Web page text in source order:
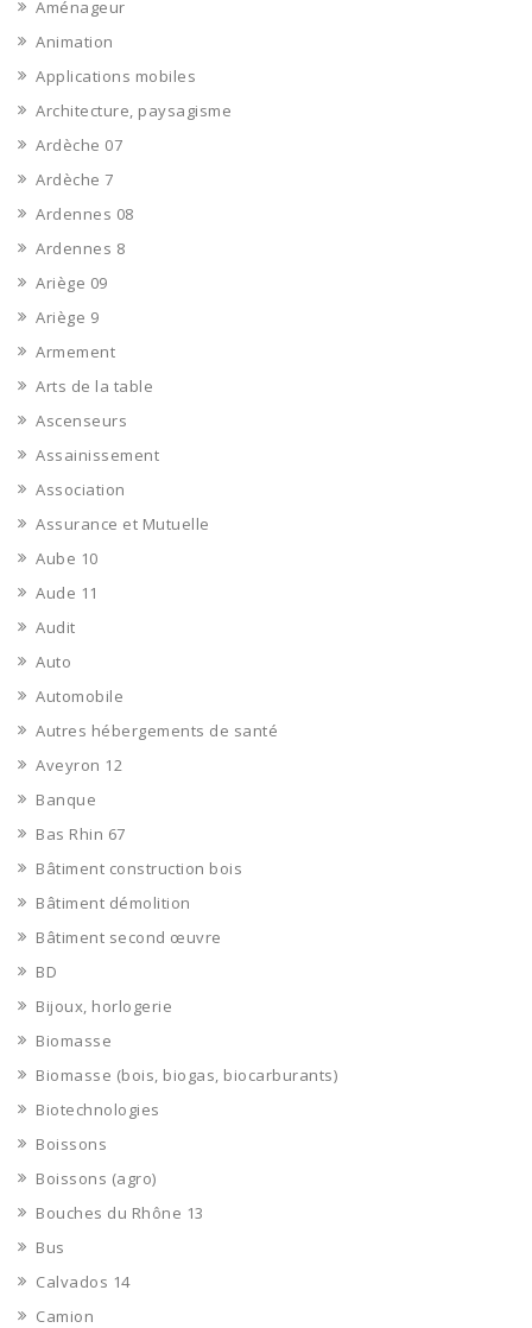
Aménageur
Animation
Applications mobiles
Architecture, paysagisme
Ardèche 07
Ardèche 7
Ardennes 08
Ardennes 8
Ariège 09
Ariège 9
Armement
Arts de la table
Ascenseurs
Assainissement
Association
Assurance et Mutuelle
Aube 10
Aude 11
Audit
Auto
Automobile
Autres hébergements de santé
Aveyron 12
Banque
Bas Rhin 67
Bâtiment construction bois
Bâtiment démolition
Bâtiment second œuvre
BD
Bijoux, horlogerie
Biomasse
Biomasse (bois, biogas, biocarburants)
Biotechnologies
Boissons
Boissons (agro)
Bouches du Rhône 13
Bus
Calvados 14
Camion